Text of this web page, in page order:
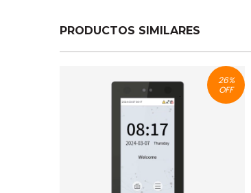
PRODUCTOS SIMILARES
26%
OFF